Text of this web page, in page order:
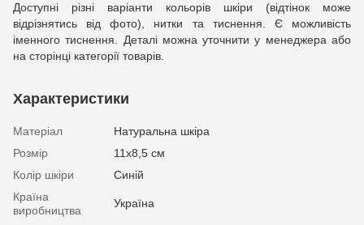
Доступні різні варіанти кольорів шкіри (відтінок може
відрізнятись від фото), нитки та тиснення. Є можливість
іменного тиснення. Деталі можна уточнити у менеджера або
на сторінці категорії товарів.
Характеристики
Матеріал
Натуральна шкіра
Розмір
11х8,5 см
Колір шкіри
Синій
Країна
виробництва
Україна